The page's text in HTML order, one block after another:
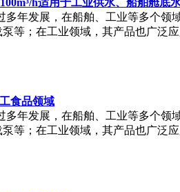
多年发展，在船舶、工业等多个
等；在工业领域，其产品也广泛
食品领域
多年发展，在船舶、工业等多个
等；在工业领域，其产品也广泛